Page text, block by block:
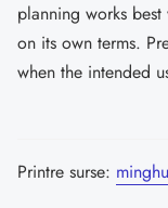
planning works
on its own terms.
when the intended
Printre surse: